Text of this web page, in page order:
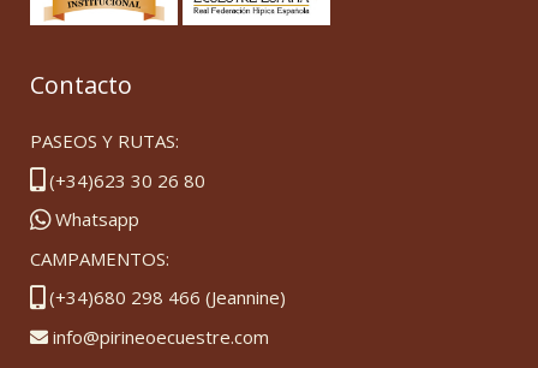
Contacto
PASEOS Y RUTAS:
(+34)623 30 26 80
Whatsapp
CAMPAMENTOS:
(+34)680 298 466 (Jeannine)
info@pirineoecuestre.com